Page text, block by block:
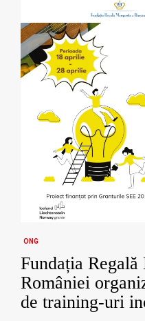
ONG
Fundația Regală
României
de training-uri